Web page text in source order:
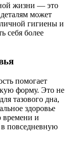
жизни — это
может
гигиены и
себя более
помогает
форму. Это не
тазового дна,
здоровье
времени и
повседневную